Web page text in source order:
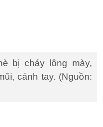
bị cháy lông mày,
cánh tay. (Nguồn: